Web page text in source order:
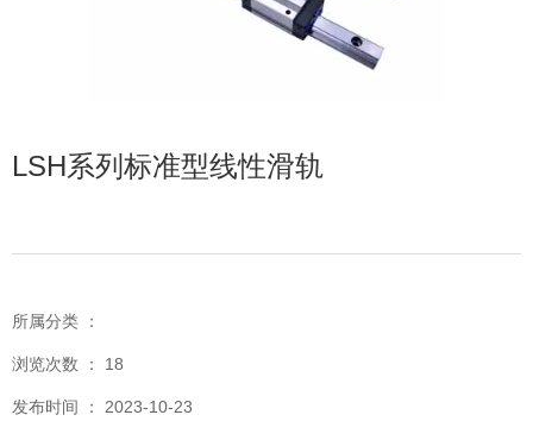
LSH系列标准型线性滑轨
所属分类 ：
浏览次数 ： 18
发布时间 ： 2023-10-23